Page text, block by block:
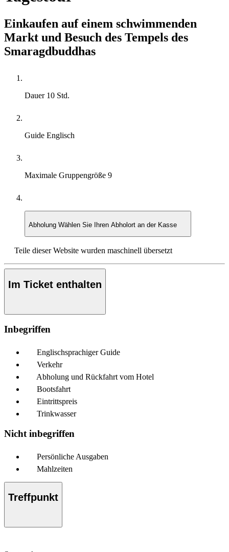
Einkaufen auf einem schwimmenden
Markt und Besuch des Tempels des
Smaragdbuddhas
Dauer 10 Std.
Guide Englisch
Maximale Gruppengröße 9
Abholung Wählen Sie Ihren Abholort an der Kasse
Teile dieser Website wurden maschinell übersetzt
Im Ticket enthalten
Inbegriffen
Englischsprachiger Guide
Verkehr
Abholung und Rückfahrt vom Hotel
Bootsfahrt
Eintrittspreis
Trinkwasser
Nicht inbegriffen
Persönliche Ausgaben
Mahlzeiten
Treffpunkt